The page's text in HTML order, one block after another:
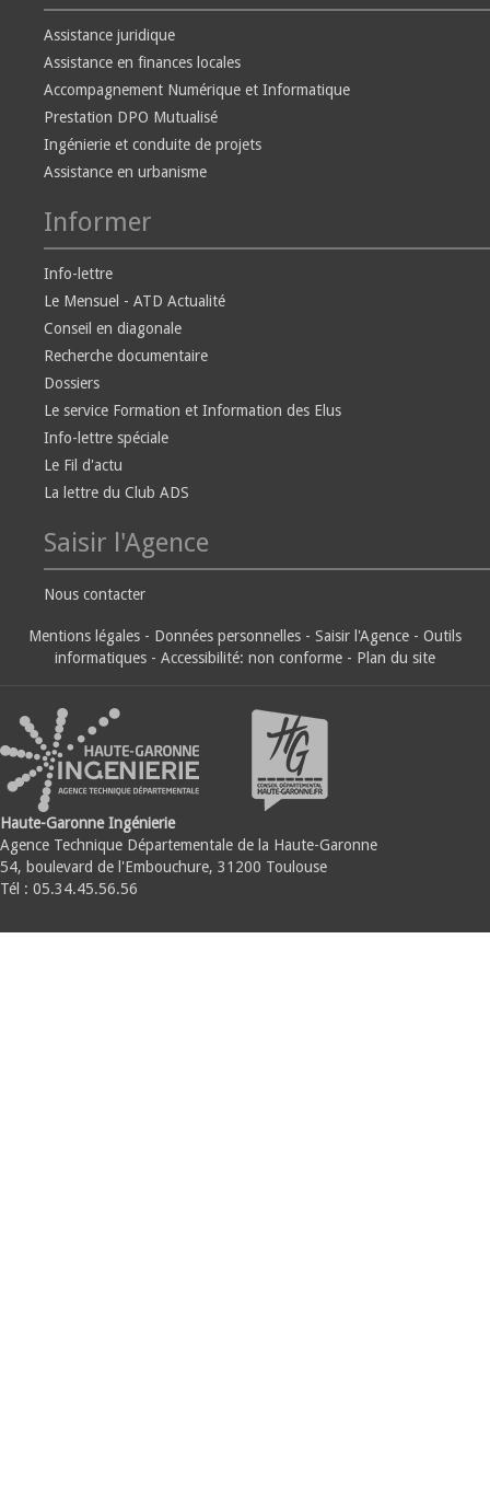
Assistance juridique
Assistance en finances locales
Accompagnement Numérique et Informatique
Prestation DPO Mutualisé
Ingénierie et conduite de projets
Assistance en urbanisme
Informer
Info-lettre
Le Mensuel - ATD Actualité
Conseil en diagonale
Recherche documentaire
Dossiers
Le service Formation et Information des Elus
Info-lettre spéciale
Le Fil d'actu
La lettre du Club ADS
Saisir l'Agence
Nous contacter
Mentions légales - Données personnelles - Saisir l'Agence - Outils
informatiques - Accessibilité: non conforme - Plan du site
Haute-Garonne Ingénierie
Agence Technique Départementale de la Haute-Garonne
54, boulevard de l'Embouchure, 31200 Toulouse
Tél : 05.34.45.56.56